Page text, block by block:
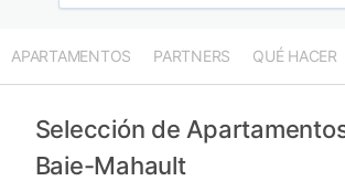
APARTAMENTOS PARTNERS QUÉ HACER
Selección de
Baie-Mahault